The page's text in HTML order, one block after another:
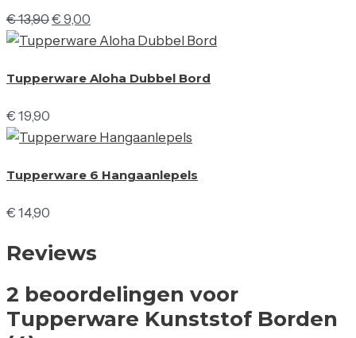
€13,90€ 9,00
Tupperware Aloha Dubbel Bord
€ 19,90
Tupperware 6 Hangaanlepels
€ 14,90
Reviews
2 beoordelingen voor
Tupperware Kunststof Borden